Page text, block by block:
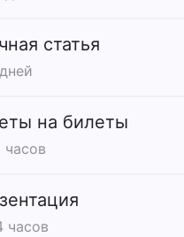
статья
на билеты
часов
часов